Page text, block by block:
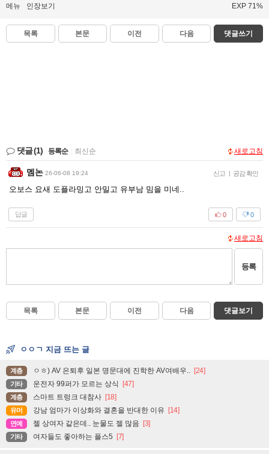
메뉴 인장보기 EXP 71%
목록 본문 이전 다음 댓글쓰기
댓글(1) 등록순 최신순 새로고침
멤논 26-06-08 19:24 신고 | 공감 확인
오보스 요새 도플라밍고 안밀고 유부남 밈을 미네..
답글 0
0
새로고침
등록
목록 본문 이전 다음 댓글보기
ㅇㅇㄱ 지금 뜨는 글
계층 ㅇㅎ) AV 은퇴후 일본 명문대에 진학한 AV여배우.. [24]
기타 운전자 99퍼가 모르는 상식 [47]
계층 스마트 트렁크 대참사 [18]
유머 강남 엄마가 이상화와 결혼을 반대한 이유 [14]
연예 젤 상여자 같은데.. 눈물도 젤 많음 [3]
기타 여자들도 좋아하는 플스5 [7]